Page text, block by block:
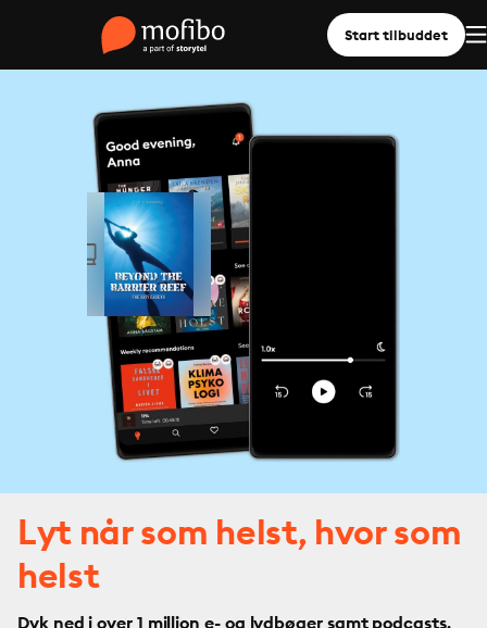
Start tilbuddet
Lyt når som helst, hvor som
helst
Dyk ned i over 1 million e- og lydbøger samt podcasts.